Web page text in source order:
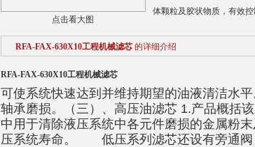
点击看大图
体颗粒及胶状物质，有效
RFA-FAX-630X10工程机械滤芯 的详细介绍
RFA-FAX-630X10工程机械滤芯
可使系统快速达到并维持期望的油液清洁水
轴承磨损。（三）、高压油滤芯 1.产品概括
中用于清除液压系统中各元件磨损的金属粉
压系统寿命。 低压系列滤芯还设有旁通阀